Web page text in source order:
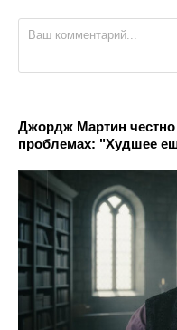
Джордж Мартин
проблемах: "Худшее